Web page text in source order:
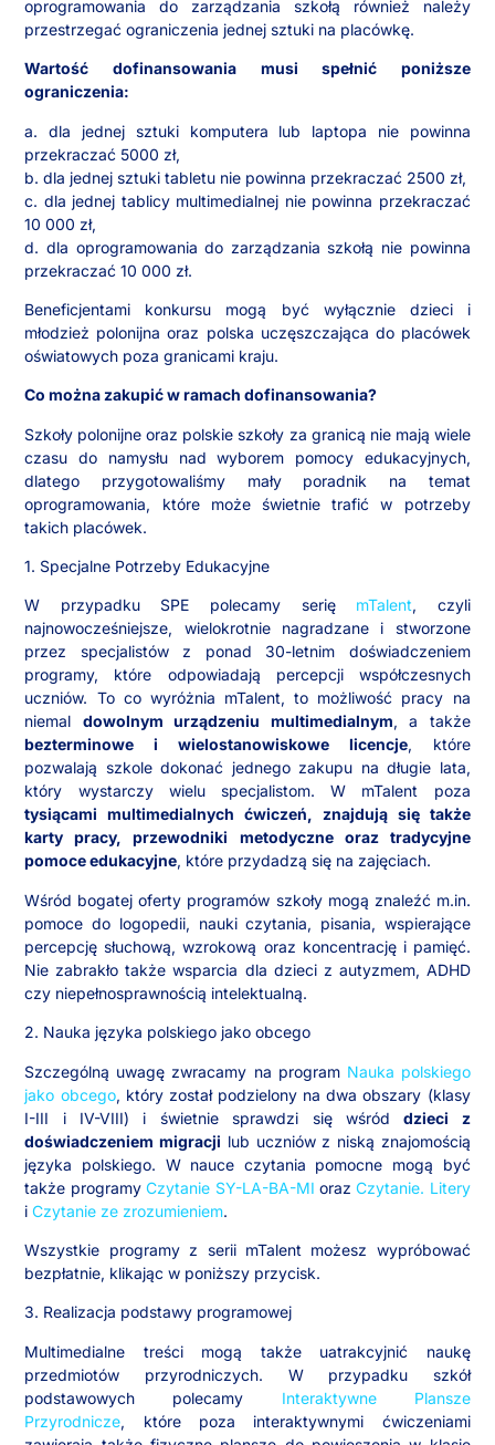
oprogramowania do zarządzania szkołą również należy
przestrzegać ograniczenia jednej sztuki na placówkę.
Wartość dofinansowania musi spełnić poniższe
ograniczenia:
a. dla jednej sztuki komputera lub laptopa nie powinna
przekraczać 5000 zł,
b. dla jednej sztuki tabletu nie powinna przekraczać 2500 zł,
c. dla jednej tablicy multimedialnej nie powinna przekraczać
10 000 zł,
d. dla oprogramowania do zarządzania szkołą nie powinna
przekraczać 10 000 zł.
Beneficjentami konkursu mogą być wyłącznie dzieci i
młodzież polonijna oraz polska uczęszczająca do placówek
oświatowych poza granicami kraju.
Co można zakupić w ramach dofinansowania?
Szkoły polonijne oraz polskie szkoły za granicą nie mają wiele
czasu do namysłu nad wyborem pomocy edukacyjnych,
dlatego przygotowaliśmy mały poradnik na temat
oprogramowania, które może świetnie trafić w potrzeby
takich placówek.
1. Specjalne Potrzeby Edukacyjne
W przypadku SPE polecamy serię mTalent, czyli
najnowocześniejsze, wielokrotnie nagradzane i stworzone
przez specjalistów z ponad 30-letnim doświadczeniem
programy, które odpowiadają percepcji współczesnych
uczniów. To co wyróżnia mTalent, to możliwość pracy na
niemal dowolnym urządzeniu multimedialnym, a także
bezterminowe i wielostanowiskowe licencje, które
pozwalają szkole dokonać jednego zakupu na długie lata,
który wystarczy wielu specjalistom. W mTalent poza
tysiącami multimedialnych ćwiczeń, znajdują się także
karty pracy, przewodniki metodyczne oraz tradycyjne
pomoce edukacyjne, które przydadzą się na zajęciach.
Wśród bogatej oferty programów szkoły mogą znaleźć m.in.
pomoce do logopedii, nauki czytania, pisania, wspierające
percepcję słuchową, wzrokową oraz koncentrację i pamięć.
Nie zabrakło także wsparcia dla dzieci z autyzmem, ADHD
czy niepełnosprawnością intelektualną.
2. Nauka języka polskiego jako obcego
Szczególną uwagę zwracamy na program Nauka polskiego
jako obcego, który został podzielony na dwa obszary (klasy
I-III i IV-VIII) i świetnie sprawdzi się wśróddzieci z
doświadczeniem migracji lub uczniów z niską znajomością
języka polskiego. W nauce czytania pomocne mogą być
także programyCzytanie SY-LA-BA-MI orazCzytanie. Litery
iCzytanie ze zrozumieniem.
Wszystkie programy z serii mTalent możesz wypróbować
bezpłatnie, klikając w poniższy przycisk.
3. Realizacja podstawy programowej
Multimedialne treści mogą także uatrakcyjnić naukę
przedmiotów przyrodniczych. W przypadku szkół
podstawowych polecamy Interaktywne Plansze
Przyrodnicze, które poza interaktywnymi ćwiczeniami